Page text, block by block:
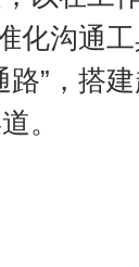
化沟通
”，搭
。